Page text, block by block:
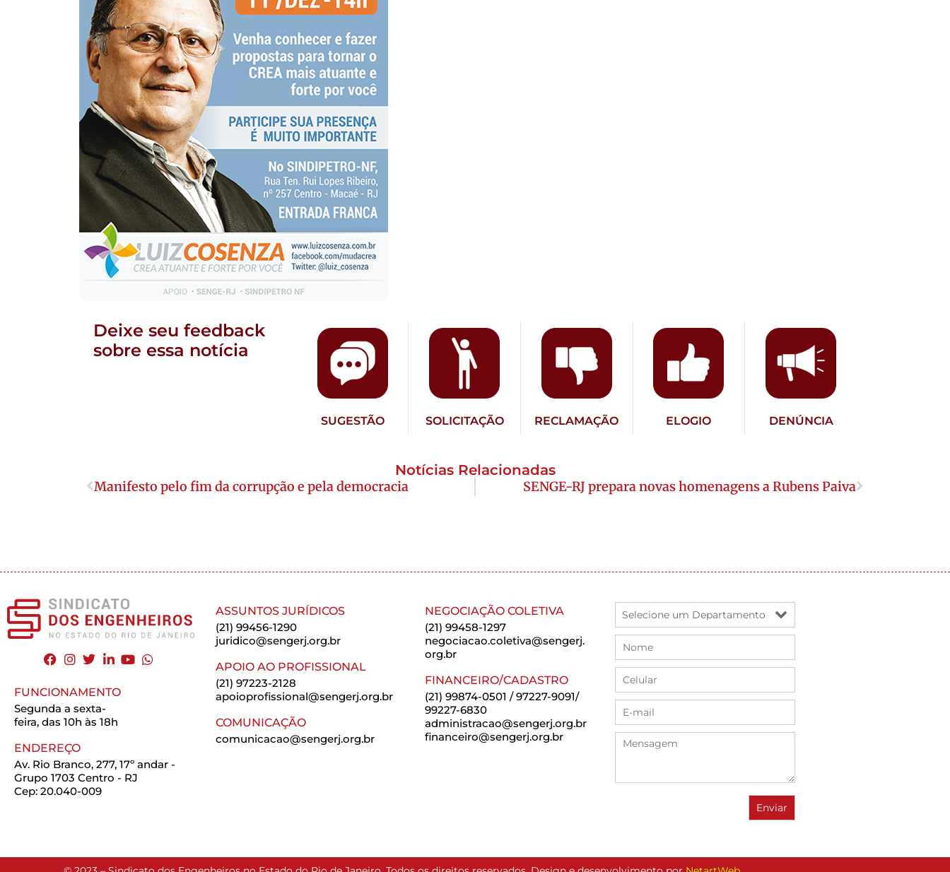
Deixe seu feedback
sobre essa notícia
SUGESTÃO SOLICITAÇÃO RECLAMAÇÃO ELOGIO DENÚNCIA
Notícias Relacionadas
Manifesto pelo fim da corrupção e pela democracia SENGE-RJ prepara novas homenagens a Rubens Paiva
FUNCIONAMENTO
Segunda a sexta-
feira, das 10h às 18h
ENDEREÇO
Av. Rio Branco, 277, 17º andar -
Grupo 1703 Centro - RJ
Cep: 20.040-009
ASSUNTOS JURÍDICOS
(21) 99456-1290
juridico@sengerj.org.br
APOIO AO PROFISSIONAL
(21) 97223-2128
apoioprofissional@sengerj.org.br
COMUNICAÇÃO
comunicacao@sengerj.org.br
NEGOCIAÇÃO COLETIVA
(21) 99458-1297
negociacao.coletiva@sengerj.
org.br
FINANCEIRO/CADASTRO
(21) 99874-0501 / 97227-9091/
99227-6830
administracao@sengerj.org.br
financeiro@sengerj.org.br